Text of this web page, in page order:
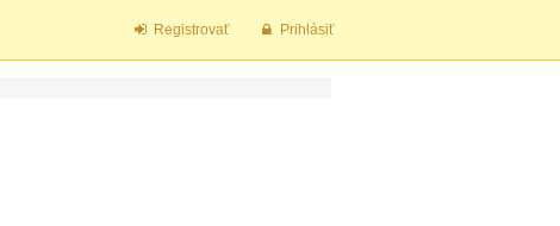
Registrovať Prihlásiť